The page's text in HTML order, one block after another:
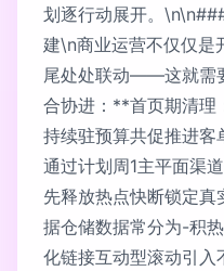
划逐行动展开。
建\n商业运营不仅仅是
尾处处联动——这就需
合协进：**首页期清理
持续驻预算共促推进客
通过计划周1主平面渠
先释放热点快断锁定
据仓储数据常分为-积
化链接互动型滚动引入